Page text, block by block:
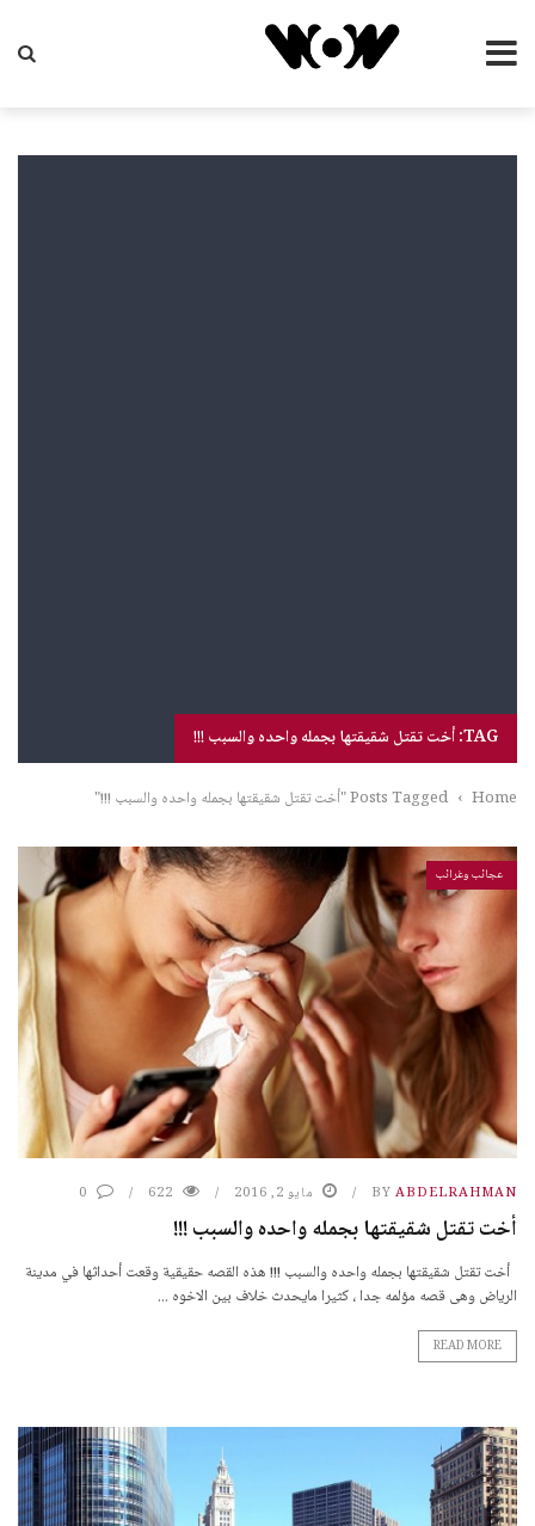
TAG: أخت تقتل شقيقتها بجمله واحده والسبب !!!
Home
› Posts Tagged "أخت تقتل شقيقتها بجمله واحده والسبب !!!"
عجائب وغرائب
BY ABDELRAHMAN مايو 2, 2016 622
0
أخت تقتل شقيقتها بجمله واحده والسبب !!!
أخت تقتل شقيقتها بجمله واحده والسبب !!! هذه القصه حقيقية وقعت أحداثها في مدينة
الرياض وهى قصه مؤلمه جدا ، كثيرا مايحدث خلاف بين الاخوه ...
READ MORE